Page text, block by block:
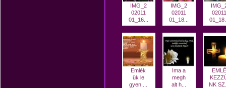
IMG_2
02011
01_16...
IMG_2
02011
01_18...
02011
Emlék
ük le
gyen ...
Ima a
megh
alt h...
EMLÉ
NK